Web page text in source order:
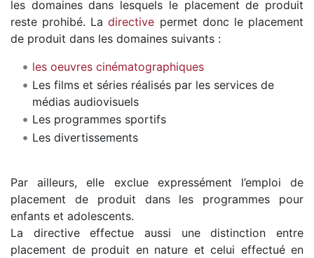
les domaines dans lesquels le placement de produit
reste prohibé. Ladirective permet donc le placement
de produit dans les domaines suivants :
les oeuvres cinématographiques
Les films et séries réalisés par les services de
médias audiovisuels
Les programmes sportifs
Les divertissements
Par ailleurs, elle exclue expressément l’emploi de
placement de produit dans les programmes pour
enfants et adolescents.
La directive effectue aussi une distinction entre
placement de produit en nature et celui effectué en